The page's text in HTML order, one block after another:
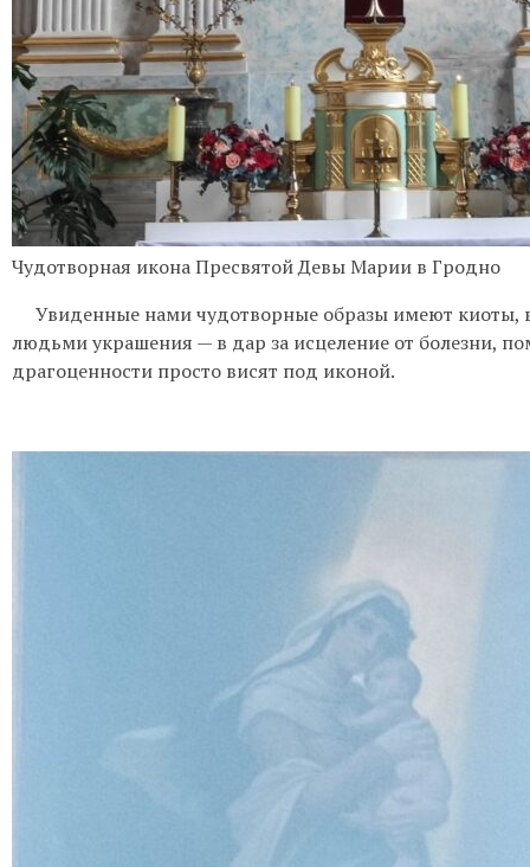
Чудотворная икона Пресвятой Девы Марии в Гродно
Увиденные нами чудотворные образы имеют киоты,
людьми украшения — в дар за исцеление от болезни,
драгоценности просто висят под иконой.